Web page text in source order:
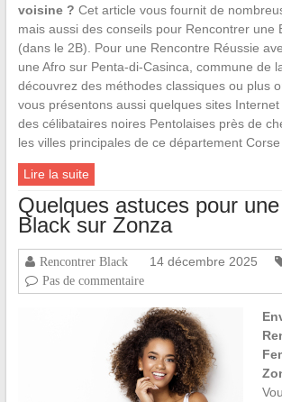
voisine ? Cet article vous fournit de
mais aussi des conseils pour Rencontrer une
(dans le 2B). Pour une Rencontre Réussie
une Afro sur Penta-di-Casinca, commune de
découvrez des méthodes classiques ou plus
vous présentons aussi quelques sites
des célibataires noires Pentolaises près de
les villes principales de ce département Corse
Lire la suite
Quelques astuces pour
Black sur Zonza
Rencontrer Black 14 décembre 2025
Pas de commentaire